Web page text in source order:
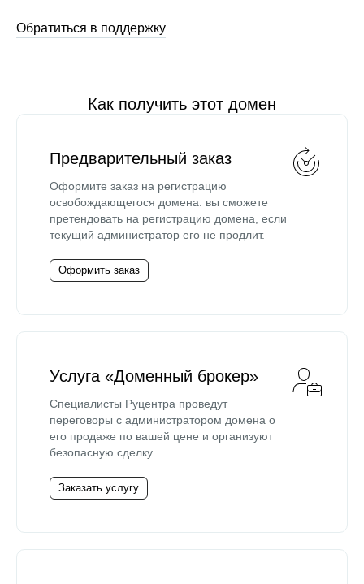
Обратиться в поддержку
Как получить этот домен
Предварительный заказ
Оформите заказ на регистрацию
освобождающегося домена: вы сможете
претендовать на регистрацию домена, если
текущий администратор его не продлит.
Оформить заказ
Услуга «Доменный брокер»
Специалисты Руцентра проведут
переговоры с администратором домена о
его продаже по вашей цене и организуют
безопасную сделку.
Заказать услугу